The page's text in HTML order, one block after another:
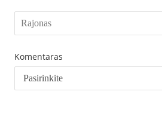
Komentaras